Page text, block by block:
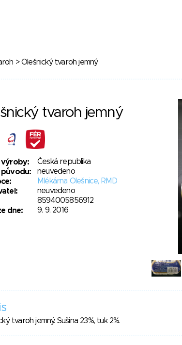
> Olešnický tvaroh jemný
tvaroh jemný
výroby:
Česká republika
původu:
neuvedeno
Mlékárna Olešnice, RMD
neuvedeno
8594005856912
dne:
9. 9. 2016
tvaroh jemný. Sušina 23%, tuk 2%.